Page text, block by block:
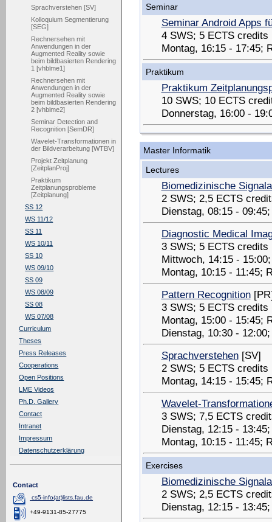
Sprachverstehen [SV]
Kolloquium Segmentierung
[SEG]
Rechnersehen mit
Anwendungen in der
Augmented Reality sowie
beim bildbasierten Rendering
1 [vhblme1]
Rechnersehen mit
Anwendungen in der
Augmented Reality sowie
beim bildbasierten Rendering
2 [vhblme2]
Seminar Detection and
Recognition [SemDR]
Wavelet-Transformationen in
der Bildverarbeitung [WTBV]
Projekt Zeitplanung
[ZeitplanProj]
Praktikum
Zeitplanungsprobleme
[Zeitplanung]
SS 12
WS 11/12
SS 11
WS 10/11
SS 10
WS 09/10
SS 09
WS 08/09
SS 08
WS 07/08
Curriculum
Theses
Press Releases
Cooperations
Open Positions
LME Videos
Ph.D. Gallery
Contact
Intranet
Impressum
Datenschutzerklärung
Contact
cs5-info(at)lists.fau.de
+49-9131-85-27775
Seminar
Seminar Android Apps
4 SWS; 5 ECTS credits
Montag, 16:15 - 17:45;
Praktikum
Praktikum
10 SWS; 10 ECTS
Donnerstag, 16:00 -
Master Informatik
Lectures
Biomedizinische
2 SWS; 2,5 ECTS
Dienstag, 08:15 -
Diagnostic Medical
3 SWS; 5 ECTS credits
Mittwoch, 14:15 -
Montag, 10:15 - 11:45;
Pattern Recognition
3 SWS; 5 ECTS credits
Montag, 15:00 - 15:45;
Dienstag, 10:30 -
Sprachverstehen[SV]
2 SWS; 5 ECTS credits
Montag, 14:15 - 15:45;
Wavelet-
3 SWS; 7,5 ECTS
Dienstag, 12:15 -
Montag, 10:15 - 11:45;
Exercises
Biomedizinische
2 SWS; 2,5 ECTS
Dienstag, 12:15 -